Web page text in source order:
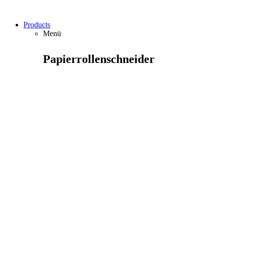
Products
Menü
Papierrollenschneider